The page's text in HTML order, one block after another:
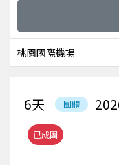
桃園國際機場
已成團
團體
6天